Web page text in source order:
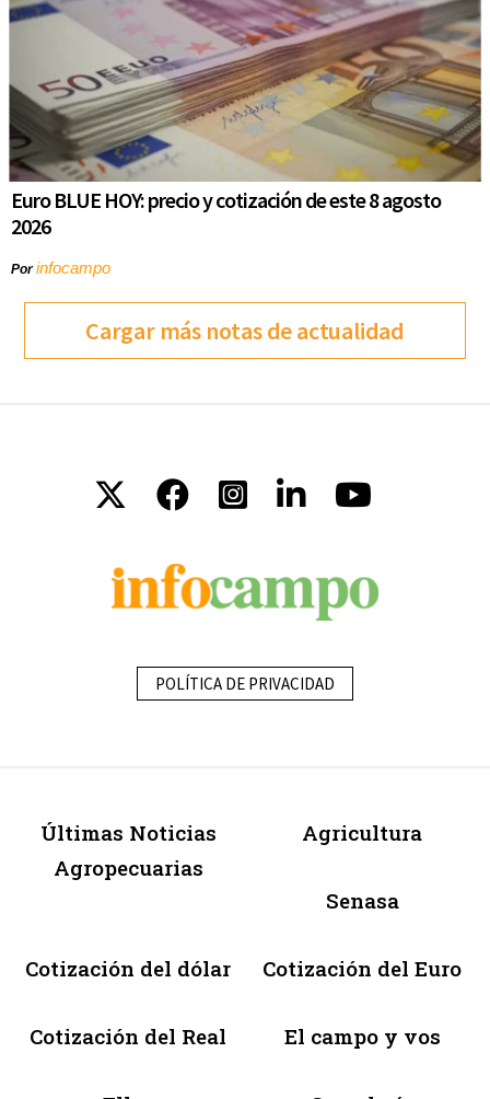
Euro BLUE HOY: precio y cotización de este 8 agosto
2026
Porinfocampo
Cargar más notas de actualidad
POLÍTICA DE PRIVACIDAD
Últimas Noticias
Agropecuarias
Agricultura
Senasa
Cotización del dólar Cotización del Euro
Cotización del Real El campo y vos